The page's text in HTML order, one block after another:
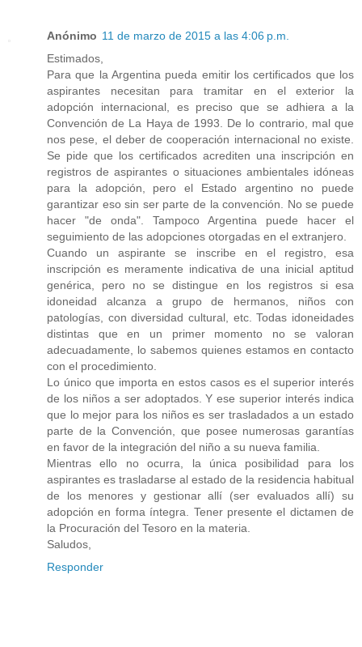
Anónimo 11 de marzo de 2015 a las 4:06 p.m.
Estimados,
Para que la Argentina pueda emitir los certificados que los
aspirantes necesitan para tramitar en el exterior la
adopción internacional, es preciso que se adhiera a la
Convención de La Haya de 1993. De lo contrario, mal que
nos pese, el deber de cooperación internacional no existe.
Se pide que los certificados acrediten una inscripción en
registros de aspirantes o situaciones ambientales idóneas
para la adopción, pero el Estado argentino no puede
garantizar eso sin ser parte de la convención. No se puede
hacer "de onda". Tampoco Argentina puede hacer el
seguimiento de las adopciones otorgadas en el extranjero.
Cuando un aspirante se inscribe en el registro, esa
inscripción es meramente indicativa de una inicial aptitud
genérica, pero no se distingue en los registros si esa
idoneidad alcanza a grupo de hermanos, niños con
patologías, con diversidad cultural, etc. Todas idoneidades
distintas que en un primer momento no se valoran
adecuadamente, lo sabemos quienes estamos en contacto
con el procedimiento.
Lo único que importa en estos casos es el superior interés
de los niños a ser adoptados. Y ese superior interés indica
que lo mejor para los niños es ser trasladados a un estado
parte de la Convención, que posee numerosas garantías
en favor de la integración del niño a su nueva familia.
Mientras ello no ocurra, la única posibilidad para los
aspirantes es trasladarse al estado de la residencia habitual
de los menores y gestionar allí (ser evaluados allí) su
adopción en forma íntegra. Tener presente el dictamen de
la Procuración del Tesoro en la materia.
Saludos,
Responder